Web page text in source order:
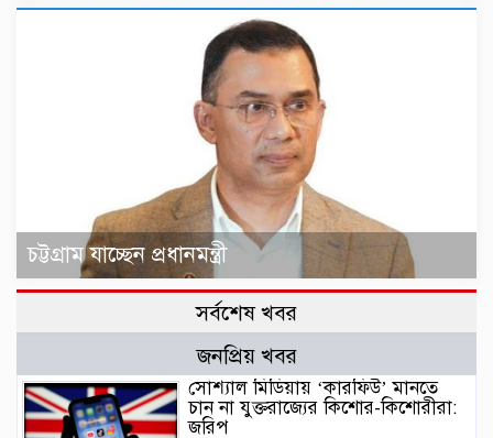
চট্টগ্রাম যাচ্ছেন প্রধানমন্ত্রী
সর্বশেষ খবর
জনপ্রিয় খবর
সোশ্যাল মিডিয়ায় ‘কারফিউ’ মানতে
চান না যুক্তরাজ্যের কিশোর-কিশোরীরা:
জরিপ